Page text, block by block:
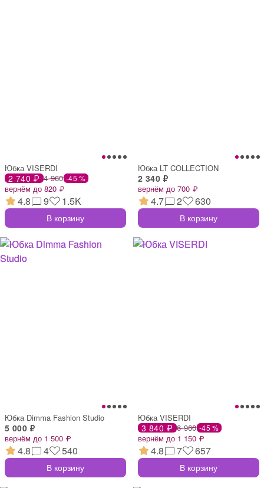
Юбка VISERDI
2 740 ₽ 4 960 -45 %
вернём до 820 ₽
4.8 9 1.5K
В корзину
Юбка LT COLLECTION
2 340 ₽
вернём до 700 ₽
4.7 2 630
В корзину
Юбка Dimma Fashion Studio
5 000 ₽
вернём до 1 500 ₽
4.8 4 540
В корзину
Юбка VISERDI
3 840 ₽ 6 960 -45 %
вернём до 1 150 ₽
4.8 7 657
В корзину